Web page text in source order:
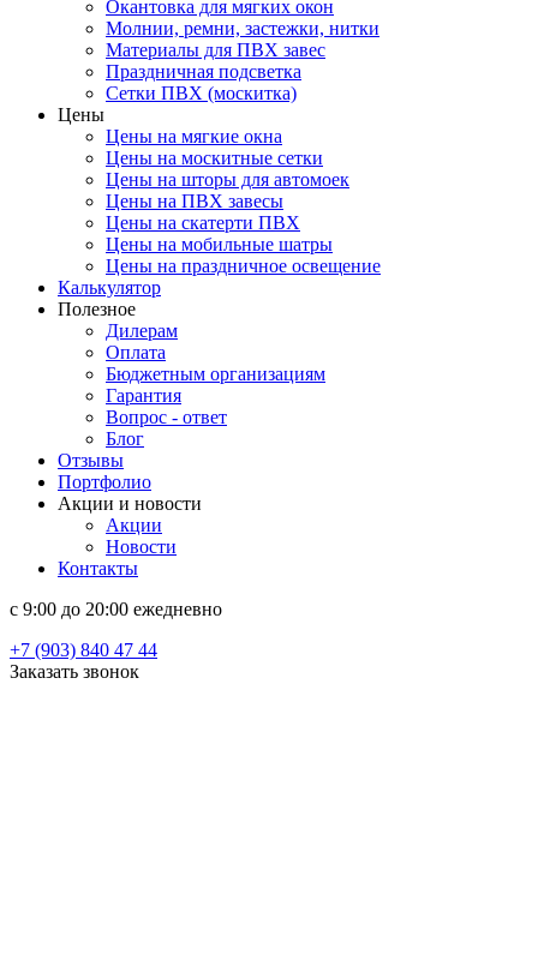
Окантовка для мягких окон
Молнии, ремни, застежки, нитки
Материалы для ПВХ завес
Праздничная подсветка
Сетки ПВХ (москитка)
Цены
Цены на мягкие окна
Цены на москитные сетки
Цены на шторы для автомоек
Цены на ПВХ завесы
Цены на скатерти ПВХ
Цены на мобильные шатры
Цены на праздничное освещение
Калькулятор
Полезное
Дилерам
Оплата
Бюджетным организациям
Гарантия
Вопрос - ответ
Блог
Отзывы
Портфолио
Акции и новости
Акции
Новости
Контакты
c 9:00 до 20:00 ежедневно
+7 (903) 840 47 44
Заказать звонок